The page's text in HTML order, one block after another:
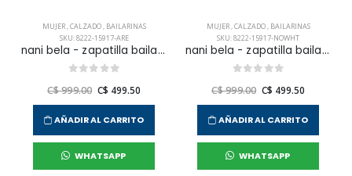
MUJER,CALZADO, BAILARINAS
SKU: 8222-15917-ARE
nani bela - zapatilla bailarina vestir para mujer
C$ 999.00 C$ 499.50
AÑADIR AL CARRITO
WHATSAPP
MUJER,CALZADO, BAILARINAS
SKU: 8222-15917-NOWHT
nani bela - zapatilla bailarina vestir para mujer
C$ 999.00 C$ 499.50
AÑADIR AL CARRITO
WHATSAPP